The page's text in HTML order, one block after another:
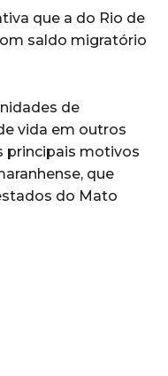
que a do Rio de
saldo migratório
de
vida em outros
principais motivos
que
do Mato